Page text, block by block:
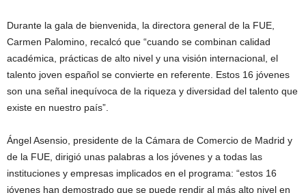
Durante la gala de bienvenida, la directora general de la FUE,
Carmen Palomino, recalcó que “cuando se combinan calidad
académica, prácticas de alto nivel y una visión internacional, el
talento joven español se convierte en referente. Estos 16 jóvenes
son una señal inequívoca de la riqueza y diversidad del talento que
existe en nuestro país”.
Ángel Asensio, presidente de la Cámara de Comercio de Madrid y
de la FUE, dirigió unas palabras a los jóvenes y a todas las
instituciones y empresas implicados en el programa: “estos 16
jóvenes han demostrado que se puede rendir al más alto nivel en